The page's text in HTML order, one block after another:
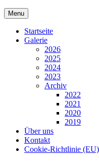
Skip
to
content
Menu
Startseite
Galerie
2026
2025
2024
2023
Archiv
2022
2021
2020
2019
Über uns
Kontakt
Cookie-Richtlinie (EU)